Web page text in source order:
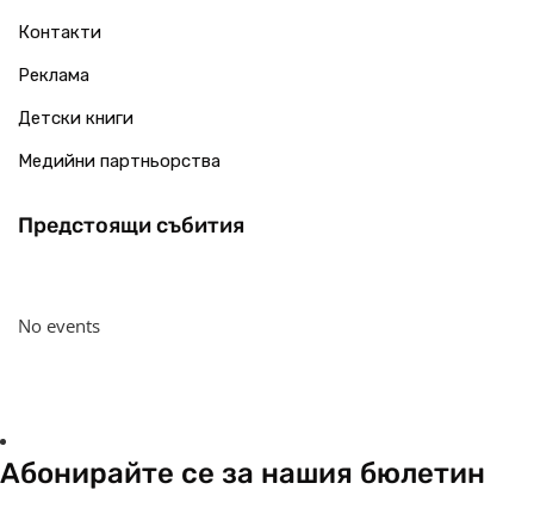
Контакти
Реклама
Детски книги
Медийни партньорства
Предстоящи събития
No events
Абонирайте се за нашия бюлетин